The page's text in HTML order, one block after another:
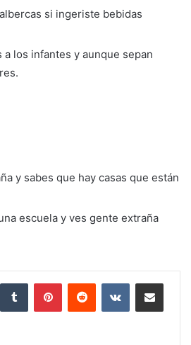
si ingeriste bebidas
a los infantes y aunque sepan
y sabes que hay casas que están
escuela y ves gente extraña
Tumblr PinterestReddit VKontakteShare via Email